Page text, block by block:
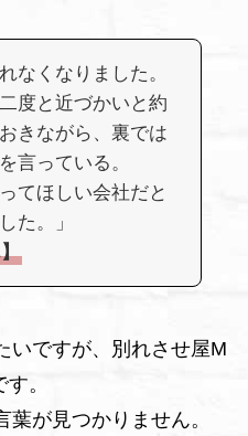
なくなりました。
度と近づかいと約
きながら、裏では
言っている。
てほしい会社だと
た。」
いですが、別れさせ屋М
。
が見つかりません。